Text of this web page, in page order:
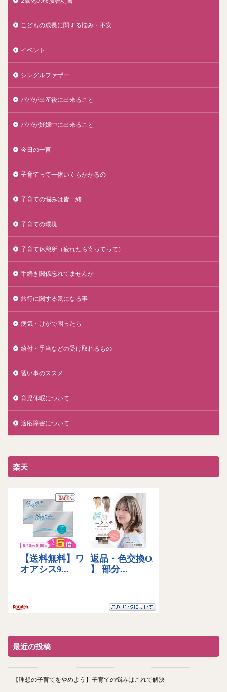
こどもの成長に関する悩み・不安
イベント
シングルファザー
パパが出産後に出来ること
パパが妊娠中に出来ること
今日の一言
子育てって一体いくらかかるの
子育ての悩みは皆一緒
子育ての環境
子育て休憩所（疲れたら寄ってって）
手続き関係忘れてませんか
旅行に関する気になる事
病気・けがで困ったら
給付・手当などの受け取れるもの
習い事のススメ
育児休暇について
適応障害について
楽天
最近の投稿
【理想の子育てをやめよう】子育ての悩みはこれで解決